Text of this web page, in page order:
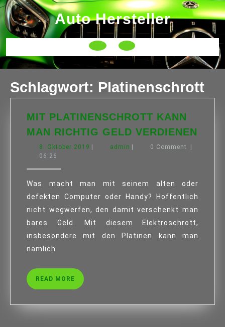
Skip
to
content
Auto Hersteller
Open
Button
Schlagwort: Platinenschrott
MIT PLATINENSCHROTT KANN
MAN RICHTIG GELD VERDIENEN
8. Oktober 2019 8.
admin admin 0 Comment
06:26
Was macht man mit seinem alten oder
defekten Computer oder Handy? Hoffentlich
nicht wegwerfen, den damit verschenkt man
bares Geld. Mit diesem Elektroschrott,
insbesondere mit den Platinen kann man
nämlich
READ MORE READ
MORE